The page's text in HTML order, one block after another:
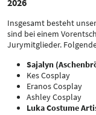
2026
Insgesamt besteht
sind bei einem
Jurymitglieder.
Sajalyn
Kes Cosplay
Eranos Cosplay
Ashley Cosplay
Luka Costume